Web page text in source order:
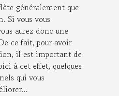
généralement que
Si vous vous
aurez donc une
ce fait, pour avoir
il est important de
à cet effet, quelques
qui vous